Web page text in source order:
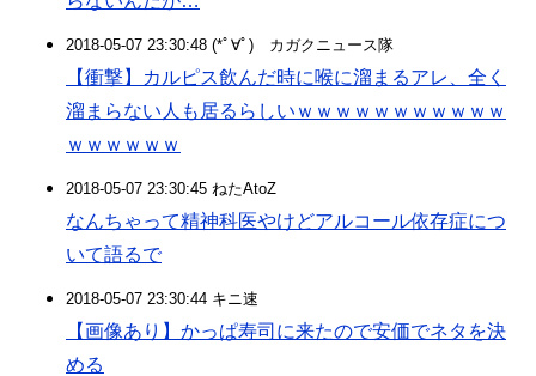
2018-05-07 23:30:48 (*ﾟ∀ﾟ)ゞカガクニュース隊
【衝撃】カルピス飲んだ時に喉に溜まるアレ、全く
溜まらない人も居るらしいｗｗｗｗｗｗｗｗｗｗｗ
ｗｗｗｗｗｗ
2018-05-07 23:30:45 ねたAtoZ
なんちゃって精神科医やけどアルコール依存症につ
いて語るで
2018-05-07 23:30:44 キニ速
【画像あり】かっぱ寿司に来たので安価でネタを決
める